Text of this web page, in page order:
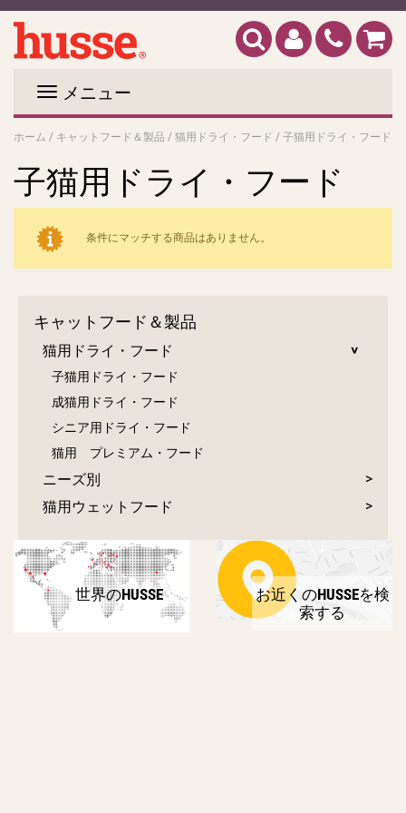
メニュー
ホーム / キャットフード＆製品 /猫用ドライ・フード /子猫用ドライ・フード
子猫用ドライ・フード
条件にマッチする商品はありません。
キャットフード＆製品
猫用ドライ・フード
子猫用ドライ・フード
成猫用ドライ・フード
シニア用ドライ・フード
猫用 プレミアム・フード
ニーズ別
猫用ウェットフード
世界のHUSSE
お近くのHUSSEを検
索する